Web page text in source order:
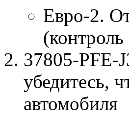
Евро-2.
(контроль
37805-PFE-
убедитесь,
автомобиля